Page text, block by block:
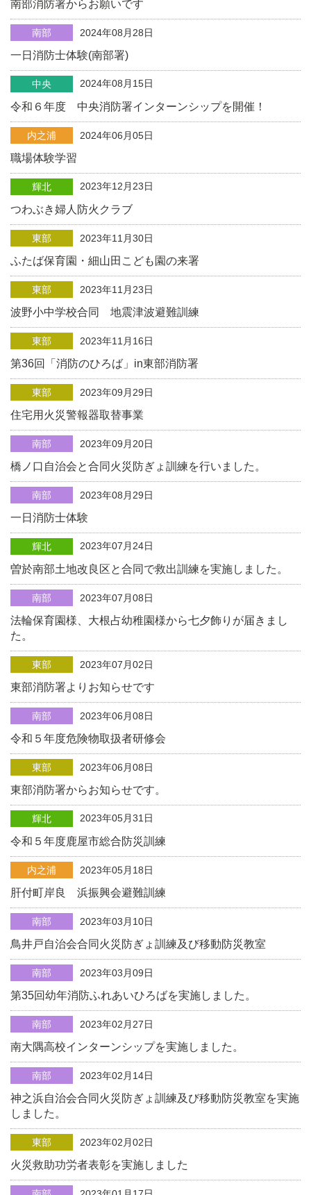
南部消防署からお願いです
南部 2024年08月28日
一日消防士体験(南部署)
中央 2024年08月15日
令和６年度 中央消防署インターンシップを開催！
内之浦 2024年06月05日
職場体験学習
輝北 2023年12月23日
つわぶき婦人防火クラブ
東部 2023年11月30日
ふたば保育園・細山田こども園の来署
東部 2023年11月23日
波野小中学校合同 地震津波避難訓練
東部 2023年11月16日
第36回「消防のひろば」in東部消防署
東部 2023年09月29日
住宅用火災警報器取替事業
南部 2023年09月20日
橋ノ口自治会と合同火災防ぎょ訓練を行いました。
南部 2023年08月29日
一日消防士体験
輝北 2023年07月24日
曽於南部土地改良区と合同で救出訓練を実施しました。
南部 2023年07月08日
法輪保育園様、大根占幼稚園様から七夕飾りが届きまし
た。
東部 2023年07月02日
東部消防署よりお知らせです
南部 2023年06月08日
令和５年度危険物取扱者研修会
東部 2023年06月08日
東部消防署からお知らせです。
輝北 2023年05月31日
令和５年度鹿屋市総合防災訓練
内之浦 2023年05月18日
肝付町岸良 浜振興会避難訓練
南部 2023年03月10日
鳥井戸自治会合同火災防ぎょ訓練及び移動防災教室
南部 2023年03月09日
第35回幼年消防ふれあいひろばを実施しました。
南部 2023年02月27日
南大隅高校インターンシップを実施しました。
南部 2023年02月14日
神之浜自治会合同火災防ぎょ訓練及び移動防災教室を実施
しました。
東部 2023年02月02日
火災救助功労者表彰を実施しました